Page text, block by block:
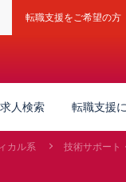
転職支援をご希望の方
人検索 転職支援
カル系 技術サポート